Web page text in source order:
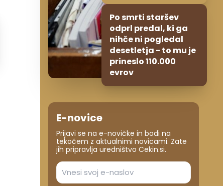
Po smrti staršev
odprl predal, ki ga
nihče ni pogledal
desetletja - to mu je
prineslo 110.000
evrov
E-novice
Prijavi se na e-novičke in bodi na
tekočem z aktualnimi novicami. Zate
jih pripravlja uredništvo Cekin.si.